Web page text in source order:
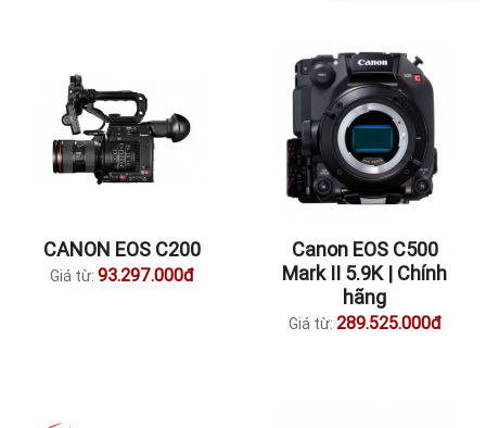
CANON EOS C200
Giá từ: 93.297.000đ
Canon EOS C500
Mark II 5.9K | Chính
hãng
Giá từ: 289.525.000đ